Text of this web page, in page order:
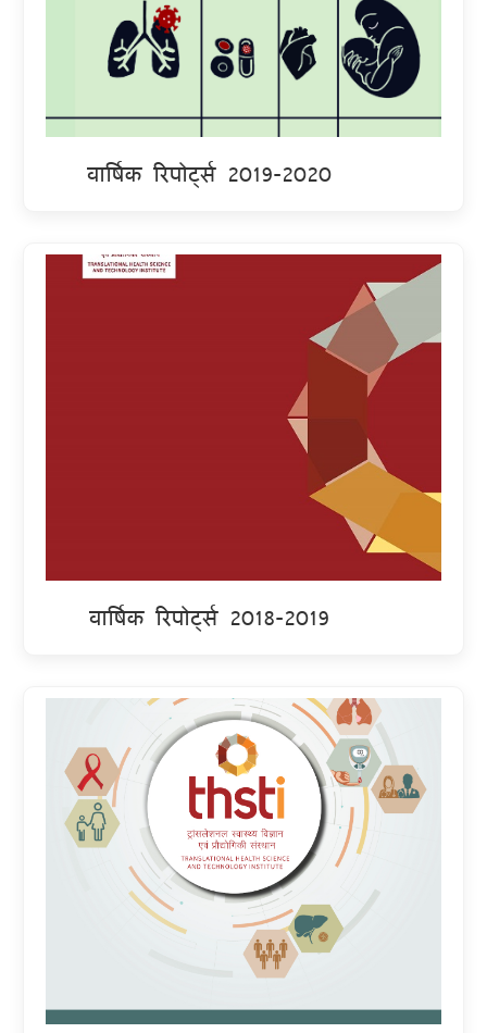
वार्षिक रिपोर्ट्स 2019-2020
वार्षिक रिपोर्ट्स 2018-2019